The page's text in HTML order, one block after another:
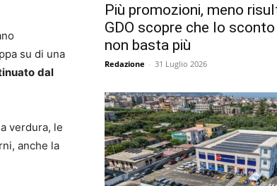
su di una
dal
verdura, le
anche la
Più promozioni, meno
GDO scopre che lo
non basta più
Redazione - 31 Luglio 2026